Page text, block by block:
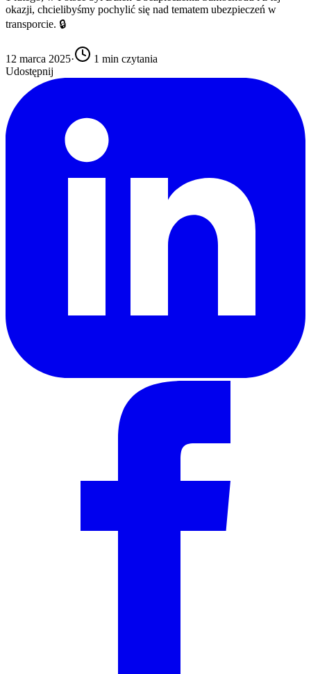
okazji, chcielibyśmy pochylić się nad tematem ubezpieczeń w
transporcie. 🔒
12 marca 2025· 1 min czytania
Udostępnij